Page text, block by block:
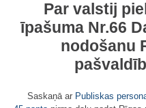
Par valstij
īpašuma Nr.66
nodošanu
Saskaņā ar Publiskas